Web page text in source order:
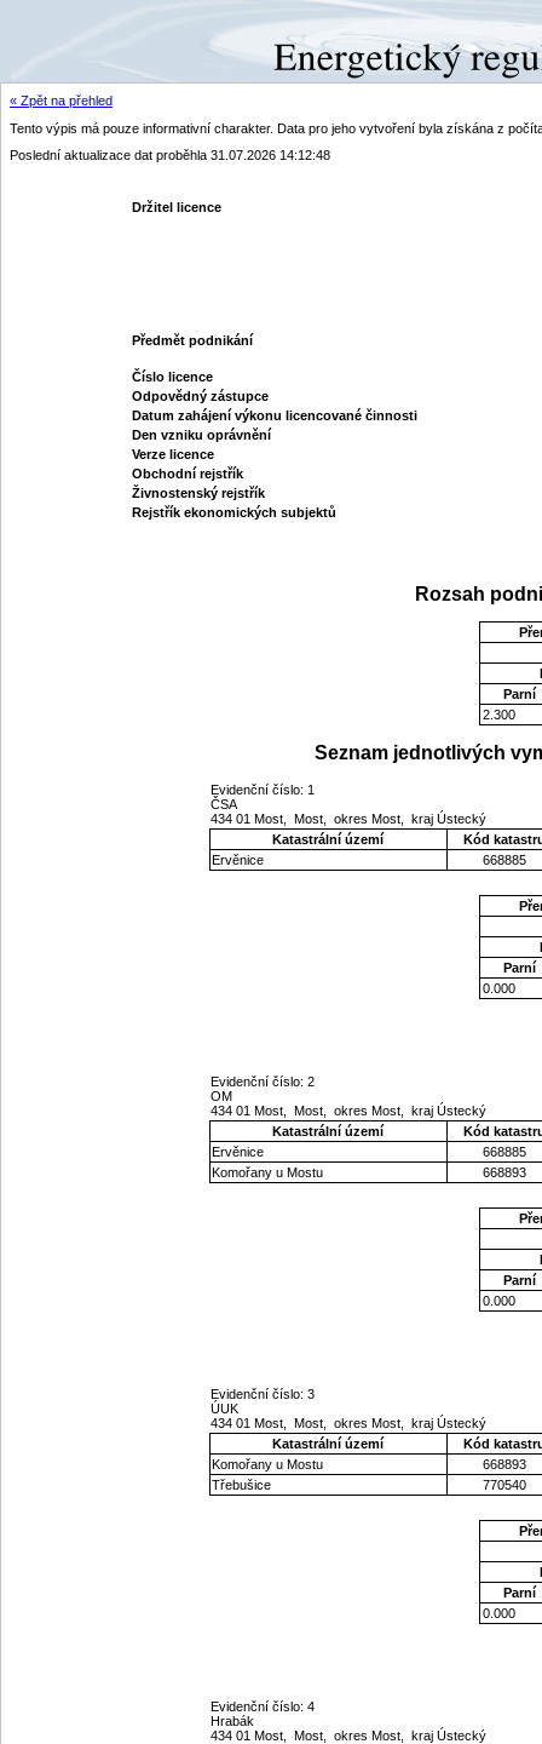
« Zpět na přehled
Tento výpis má pouze informativní charakter. Data pro jeho vytvoření byla získána z
Poslední aktualizace dat proběhla 31.07.2026 14:12:48
Držitel licence
Předmět podnikání
Číslo licence
Odpovědný zástupce
Datum zahájení výkonu licencované činnosti
Den vzniku oprávnění
Verze licence
Obchodní rejstřík
Živnostenský rejstřík
Rejstřík ekonomických subjektů
Rozsah
Parní
2.300
Seznam jednotlivých
Evidenční číslo: 1
ČSA
434 01 Most, Most, okres Most, kraj Ústecký
Katastrální území
Kód
Ervěnice
668885
Parní
0.000
Evidenční číslo: 2
OM
434 01 Most, Most, okres Most, kraj Ústecký
Katastrální území
Kód
Ervěnice
668885
Komořany u Mostu
668893
Parní
0.000
Evidenční číslo: 3
ÚUK
434 01 Most, Most, okres Most, kraj Ústecký
Katastrální území
Kód
Komořany u Mostu
668893
Třebušice
770540
Parní
0.000
Evidenční číslo: 4
Hrabák
434 01 Most, Most, okres Most, kraj Ústecký